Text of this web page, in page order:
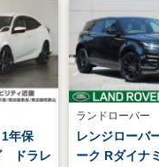
年保
ドラレ
ランドローバー
レンジローバ
ーク Rダイナ